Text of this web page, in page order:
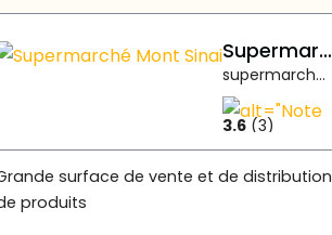
Supermarché Mont Sinai
supermarchemontsinai.com
3.6 (3)
surface de vente et de distribution
produits